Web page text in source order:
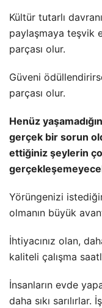
Kültür tutarlı
paylaşmaya teşvik
parçası olur.
Güveni
parçası olur.
Henüz
gerçek bir sorun
ettiğiniz şeylerin
Yörüngenizi
olmanın büyük
İhtiyacınız olan,
kaliteli çalışma
İnsanların evde
daha sıkı